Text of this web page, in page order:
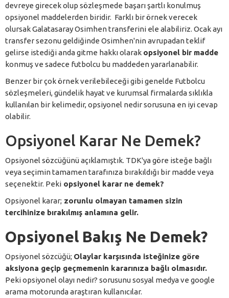
devreye girecek olup sözleşmede başarı şartlı konulmuş
opsiyonel maddelerden biridir. Farklı bir örnek verecek
olursak Galatasaray Osimhen transferini ele alabiliriz. Ocak ayı
transfer sezonu geldiğinde Osimhen'nin avrupadan teklif
gelirse istediği anda gitme hakkı olarak opsiyonel bir madde
konmuş ve sadece futbolcu bu maddeden yararlanabilir.
Benzer bir çok örnek verilebileceği gibi genelde Futbolcu
sözleşmeleri, gündelik hayat ve kurumsal firmalarda sıklıkla
kullanılan bir kelimedir, opsiyonel nedir sorusuna en iyi cevap
olabilir.
Opsiyonel Karar Ne Demek?
Opsiyonel sözcüğünü açıklamıştık. TDK'ya göre isteğe bağlı
veya seçimin tamamen tarafınıza bırakıldığı bir madde veya
seçenektir. Peki opsiyonel karar ne demek?
Opsiyonel karar; zorunlu olmayan tamamen sizin
tercihinize bırakılmış anlamına gelir.
Opsiyonel Bakış Ne Demek?
Opsiyonel sözcüğü; Olaylar karşısında isteğinize göre
aksiyona geçip geçmemenin kararınıza bağlı olmasıdır.
Peki opsiyonel olayı nedir? sorusunu sosyal medya ve google
arama motorunda araştıran kullanıcılar.